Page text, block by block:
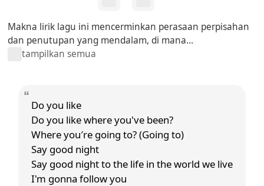
Makna lirik lagu ini mencerminkan perasaan perpisahan
dan penutupan yang mendalam, di mana...
tampilkan semua
Do you like
Do you like where you've been?
Where you′re going to? (Going to)
Say good night
Say good night to the life in the world we live
I'm gonna follow you